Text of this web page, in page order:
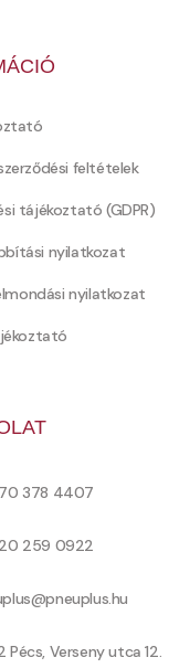
feltételek
tájékoztató (GDPR)
nyilatkozat
nyilatkozat
378 4407
259 0922
Pécs, Verseny utca 12.